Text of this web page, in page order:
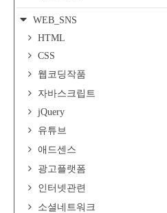
WEB_SNS
HTML
CSS
웹코딩작품
자바스크립트
jQuery
유튜브
애드센스
광고플랫폼
인터넷관련
소셜네트워크